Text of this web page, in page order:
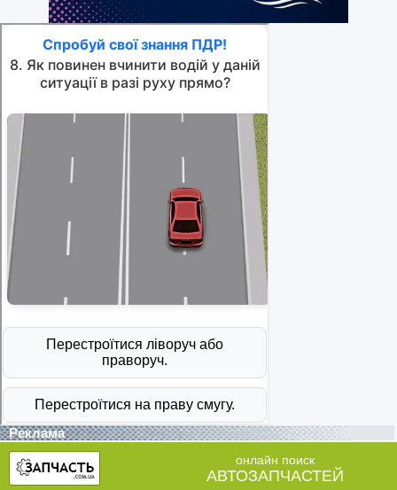
Реклама
онлайн поиск
АВТОЗАПЧАСТЕЙ